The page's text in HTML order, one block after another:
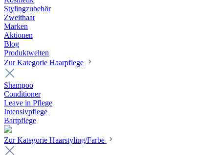
Stylingzubehör
Zweithaar
Marken
Aktionen
Blog
Produktwelten
Zur Kategorie Haarpflege
Shampoo
Conditioner
Leave in Pflege
Intensivpflege
Bartpflege
Zur Kategorie Haarstyling/Farbe